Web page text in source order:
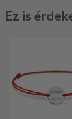
Ez is